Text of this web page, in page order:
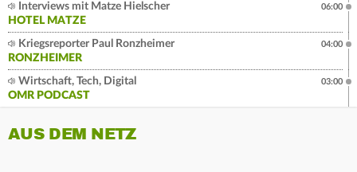
Interviews mit Matze Hielscher
HOTEL MATZE
06:00
Kriegsreporter Paul Ronzheimer
RONZHEIMER
04:00
Wirtschaft, Tech, Digital
OMR PODCAST
03:00
AUS DEM NETZ